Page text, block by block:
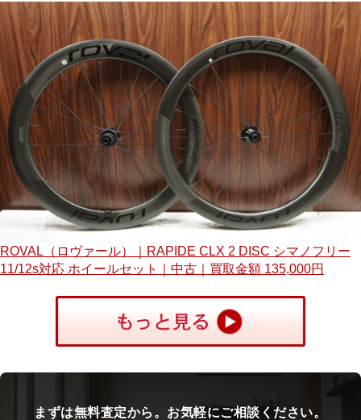
ROVAL（ロヴァール）｜RAPIDE CLX 2 DISC シマノフリー
11/12s対応 ホイールセット｜中古｜買取金額 135,000円
まずは無料査定から。お気軽にご相談ください。